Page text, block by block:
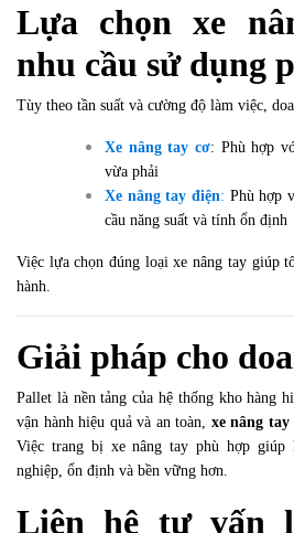
Lựa chọn xe
nhu cầu sử dụng
Tùy theo tần suất và cường độ làm việc,
Xe nâng tay cơ: Phù hợp
vừa phải
Xe nâng tay điện: Phù hợp
cầu năng suất và tính ổn định
Việc lựa chọn đúng loại xe nâng tay giúp
hành.
Giải pháp cho
Pallet là nền tảng của hệ thống kho hàng
vận hành hiệu quả và an toàn, xe nâng
Việc trang bị xe nâng tay phù hợp giúp
nghiệp, ổn định và bền vững hơn.
Liên hệ tư vấn